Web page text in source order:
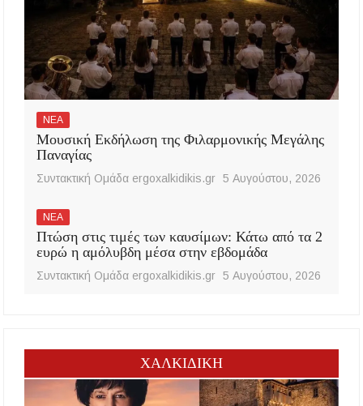
ΝΕΑ
Μουσική Εκδήλωση της Φιλαρμονικής Μεγάλης
Παναγίας
Συντακτική Ομάδα ergoxalkidikis.gr 5 Αυγούστου, 2026
ΝΕΑ
Πτώση στις τιμές των καυσίμων: Κάτω από τα 2
ευρώ η αμόλυβδη μέσα στην εβδομάδα
Συντακτική Ομάδα ergoxalkidikis.gr 5 Αυγούστου, 2026
ΧΑΛΚΙΔΙΚΗ